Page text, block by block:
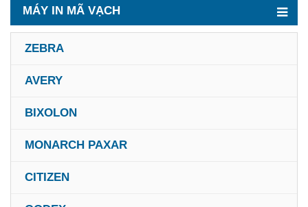
MÁY IN MÃ VẠCH
ZEBRA
AVERY
BIXOLON
MONARCH PAXAR
CITIZEN